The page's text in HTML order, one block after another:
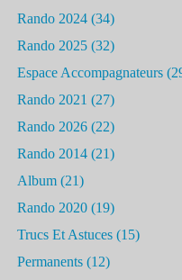
Rando 2024 (34)
Rando 2025 (32)
Espace Accompagnateurs
Rando 2021 (27)
Rando 2026 (22)
Rando 2014 (21)
Album (21)
Rando 2020 (19)
Trucs Et Astuces (15)
Permanents (12)